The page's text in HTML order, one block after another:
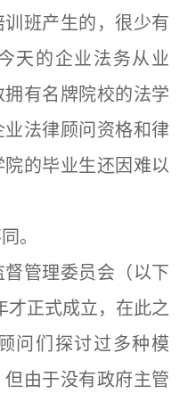
班产生的，很少有
天的企业法务从业
有名牌院校的法学
法律顾问资格和律
的毕业生还因难以
。
管理委员会（以下
才正式成立，在此之
问们探讨过多种模
由于没有政府主管